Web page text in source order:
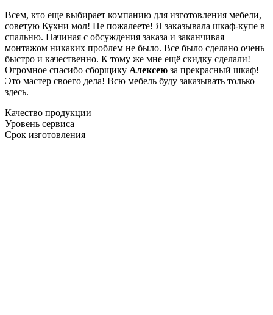
Всем, кто еще выбирает компанию для изготовления мебели,
советую Кухни мол! Не пожалеете! Я заказывала шкаф-купе в
спальню. Начиная с обсуждения заказа и заканчивая
монтажом никаких проблем не было. Все было сделано очень
быстро и качественно. К тому же мне ещё скидку сделали!
Огромное спасибо сборщику Алексею за прекрасный шкаф!
Это мастер своего дела! Всю мебель буду заказывать только
здесь.
Качество продукции
Уровень сервиса
Срок изготовления